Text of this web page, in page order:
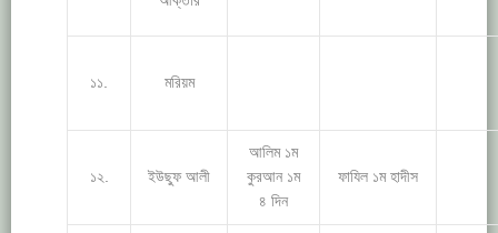
১১. মরিয়ম
১২. ইউছুফ আলী
আলিম ১ম
কুরআন ১ম
৪ দিন
ফাযিল ১ম হাদীস